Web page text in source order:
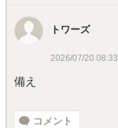
トワーズ
2026/07/20 08:33
備え
コメント